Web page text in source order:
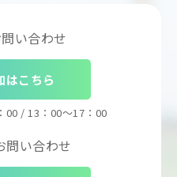
い合わせ
はこちら
00 / 13：00～17：00
問い合わせ